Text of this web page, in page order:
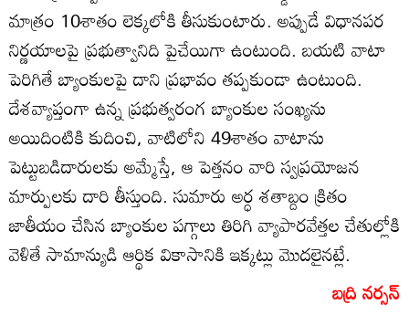
మాత్రం 10శాతం లెక్కలోకి తీసుకుంటారు. అప్పుడే విధానపర
నిర్ణయాలపై ప్రభుత్వానిది పైచేయిగా ఉంటుంది. బయటి వాటా
పెరిగితే బ్యాంకులపై దాని ప్రభావం తప్పకుండా ఉంటుంది.
దేశవ్యాప్తంగా ఉన్న ప్రభుత్వరంగ బ్యాంకుల సంఖ్యను
అయిదింటికి కుదించి, వాటిలోని 49శాతం వాటాను
పెట్టుబడిదారులకు అమ్మేస్తే, ఆ పెత్తనం వారి స్వప్రయోజన
మార్పులకు దారి తీస్తుంది. సుమారు అర్ధ శతాబ్దం క్రితం
జాతీయం చేసిన బ్యాంకుల పగ్గాలు తిరిగి వ్యాపారవేత్తల చేతుల్లోకి
వెళితే సామాన్యుడి ఆర్థిక వికాసానికి ఇక్కట్లు మొదలైనట్లే.
బద్రి నర్సన్